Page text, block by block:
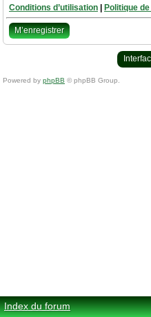
Conditions d’utilisation
Politique
M’enregistrer
Powered by phpBB © phpBB Group.
Index du forum